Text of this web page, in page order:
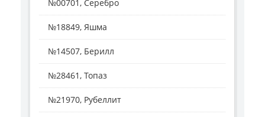
№00701, Серебро
№18849, Яшма
№14507, Берилл
№28461, Топаз
№21970, Рубеллит